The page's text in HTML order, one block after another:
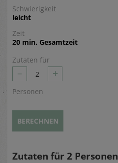
Schwierigkeit
leicht
Zeit
20 min. Gesamtzeit
Zutaten für
– 2 +
Personen
BERECHNEN
Zutaten für 2 Personen